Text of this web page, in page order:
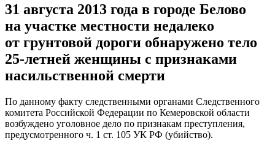
31 августа 2013 года в городе Белово
на участке местности недалеко
от грунтовой дороги обнаружено тело
25-летней женщины с признаками
насильственной смерти
По данному факту следственными органами Следственного
комитета Российской Федерации по Кемеровской области
возбуждено уголовное дело по признакам преступления,
предусмотренного ч. 1 ст. 105 УК РФ (убийство).